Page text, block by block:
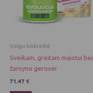
Valgu kokteilid
Sveikam, greitam maistui bei
žarnyno gerovei
71.47€
options
may
chosen